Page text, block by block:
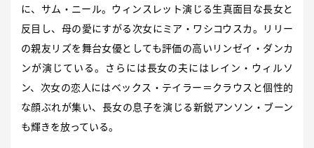
に、サム・ニール。ウィンスレット演じる生真面目な長女と
反目し、母の愛にすがる次女にミア・ワシコウスカ。リリー
の親友リズを舞台女優としても評価の高いリンゼイ・ダンカ
ンが演じている。さらには長女の夫にはレイン・ウィルソ
ン、次女の恋人にはベックス・テイラー＝クラウスと個性的
な顔ぶれが集い、長女の息子を演じる新鋭アンソン・ブーン
も輝きを放っている。